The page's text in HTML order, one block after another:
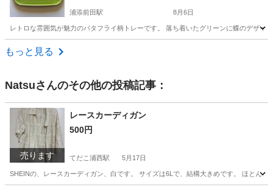
浦添前田駅 8月6日
レトロな雰囲気が魅力のバタフライ柄トレーです。 落ち着いたグリーンに蝶のデザ
沖縄 中頭郡
もっと見る
Natsuさんのその他の投稿記事：
売ります
レースカーディガン
500円
てだこ浦西駅 5月17日
SHEINの、レースカーディガン、白です。 サイズは6Lで、結構大きめです。 ほとん